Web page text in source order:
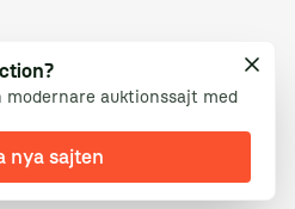
auktionssajt med
nya sajten